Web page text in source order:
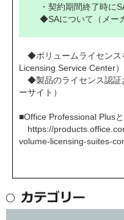
・契約期間終了時に
◆SAについて（メー
◆ボリュームライセンス
Licensing Service Center
◆製品のライセンス認証
ーサイト）
■Office Professional Plus
https://
volume-licensing-suites-